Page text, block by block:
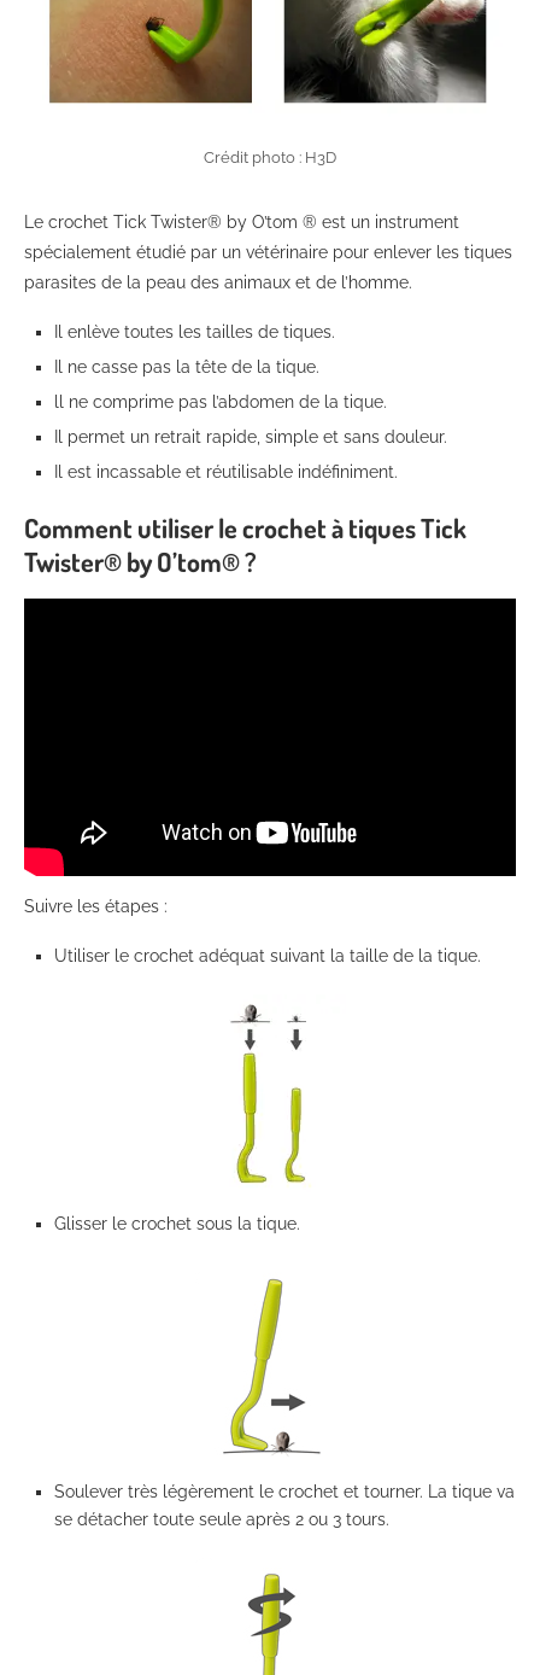
Crédit photo : H3D
Le crochet Tick Twister® by O’tom ® est un instrument
spécialement étudié par un vétérinaire pour enlever les tiques
parasites de la peau des animaux et de l’homme.
Il enlève toutes les tailles de tiques.
Il ne casse pas la tête de la tique.
ll ne comprime pas l’abdomen de la tique.
Il permet un retrait rapide, simple et sans douleur.
Il est incassable et réutilisable indéfiniment.
Comment utiliser le crochet à tiques Tick
Twister® by O’tom® ?
Suivre les étapes :
Utiliser le crochet adéquat suivant la taille de la tique.
Glisser le crochet sous la tique.
Soulever très légèrement le crochet et tourner. La tique va
se détacher toute seule après 2 ou 3 tours.